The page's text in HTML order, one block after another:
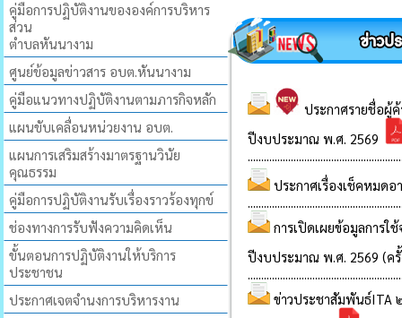
คู่มือการปฏิบัติงานขององค์การบริหาร
ส่วน
ตำบลหันนางาม
ศูนย์ข้อมูลข่าวสาร อบต.หันนางาม
คู่มือแนวทางปฏิบัติงานตามภารกิจหลัก
แผนขับเคลื่อนหน่วยงาน อบต.
แผนการเสริมสร้างมาตรฐานวินัย
คุณธรรม
คู่มือการปฏิบัติงานรับเรื่องราวร้องทุกข์
ช่องทางการรับฟังความคิดเห็น
ขั้นตอนการปฏิบัติงานให้บริการ
ประชาชน
ประกาศเจตจำนงการบริหารงาน